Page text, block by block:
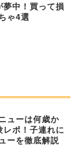
夢中！買って損
ゃ4選
ューは何歳か
レポ！子連れに
ーを徹底解説